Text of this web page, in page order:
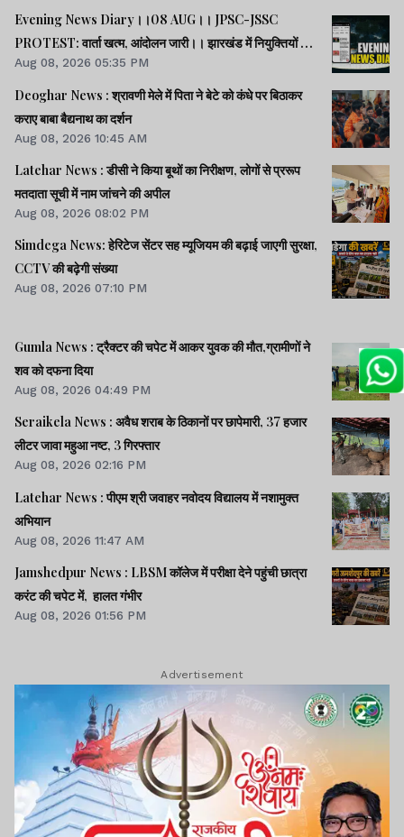
Evening News Diary।।08 AUG।। JPSC-JSSC
PROTEST: वार्ता खत्म, आंदोलन जारी।। झारखंड में नियुक्तियों में
भ्रष्टाचार-01: विधानसभा से हुई शुरूआत।। महिला आरक्षण कानून
लागू में देर क्यों -राहुल।। समेत अन्य खबरें व वीडियो।।
Aug 08, 2026 05:35 PM
Deoghar News : श्रावणी मेले में पिता ने बेटे को कंधे पर बिठाकर
कराए बाबा बैद्यनाथ का दर्शन
Aug 08, 2026 10:45 AM
Latehar News : डीसी ने किया बूथों का निरीक्षण, लोगों से प्ररूप
मतदाता सूची में नाम जांचने की अपील
Aug 08, 2026 08:02 PM
Simdega News: हेरिटेज सेंटर सह म्यूजियम की बढ़ाई जाएगी सुरक्षा,
CCTV की बढ़ेगी संख्या
Aug 08, 2026 07:10 PM
Gumla News : ट्रैक्टर की चपेट में आकर युवक की मौत,ग्रामीणों ने
शव को दफना दिया
Aug 08, 2026 04:49 PM
Seraikela News : अवैध शराब के ठिकानों पर छापेमारी, 37 हजार
लीटर जावा महुआ नष्ट, 3 गिरफ्तार
Aug 08, 2026 02:16 PM
Latehar News : पीएम श्री जवाहर नवोदय विद्यालय में नशामुक्‍त
अभियान
Aug 08, 2026 11:47 AM
Jamshedpur News : LBSM कॉलेज में परीक्षा देने पहुंची छात्रा
करंट की चपेट में, हालत गंभीर
Aug 08, 2026 01:56 PM
Advertisement